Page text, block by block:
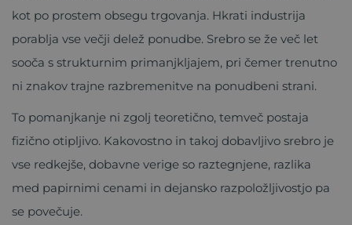
kot po prostem obsegu trgovanja. Hkrati industrija
porablja vse večji delež ponudbe. Srebro se že več let
sooča s strukturnim primanjkljajem, pri čemer trenutno
ni znakov trajne razbremenitve na ponudbeni strani.
To pomanjkanje ni zgolj teoretično, temveč postaja
fizično otipljivo. Kakovostno in takoj dobavljivo srebro je
vse redkejše, dobavne verige so raztegnjene, razlika
med papirnimi cenami in dejansko razpoložljivostjo pa
se povečuje.